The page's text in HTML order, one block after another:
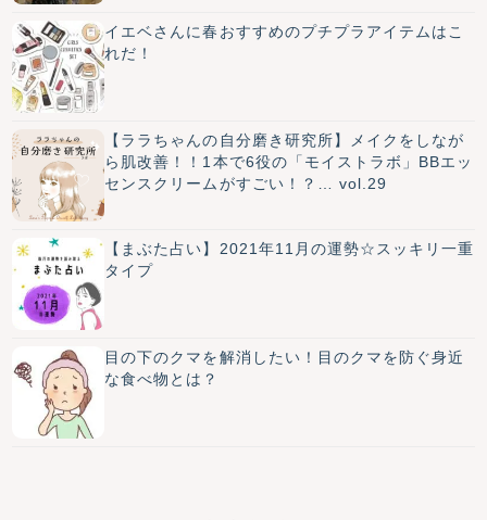
イエベさんに春おすすめのプチプラアイテムはこ
れだ！
【ララちゃんの自分磨き研究所】メイクをしなが
ら肌改善！！1本で6役の「モイストラボ」BBエッ
センスクリームがすごい！？… vol.29
【まぶた占い】2021年11月の運勢☆スッキリ一重
タイプ
目の下のクマを解消したい！目のクマを防ぐ身近
な食べ物とは？